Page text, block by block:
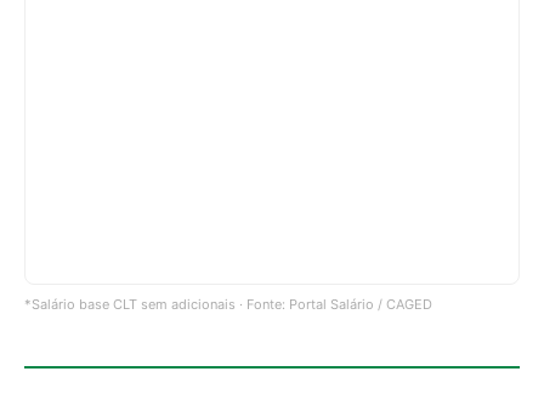
*Salário base CLT sem adicionais · Fonte: Portal Salário / CAGED